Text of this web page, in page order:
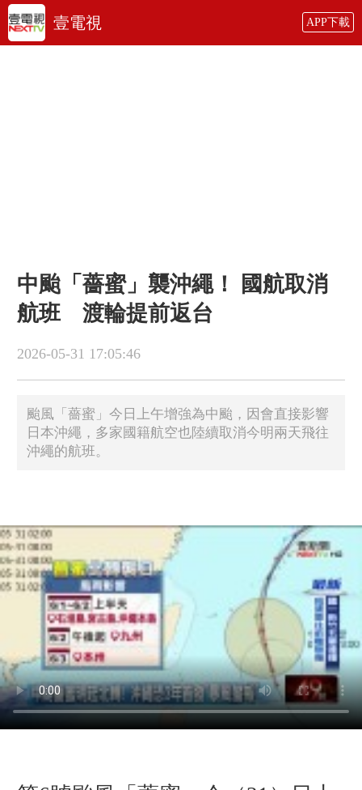
壹電視 APP下載
中颱「薔蜜」襲沖繩！ 國航取消
航班 渡輪提前返台
2026-05-31 17:05:46
颱風「薔蜜」今日上午增強為中颱，因會直接影響
日本沖繩，多家國籍航空也陸續取消今明兩天飛往
沖繩的航班。